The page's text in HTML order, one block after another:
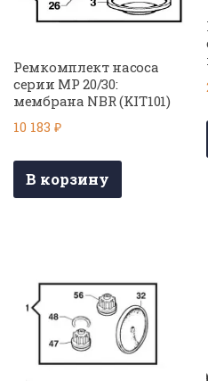
Ремкомплект насоса
серии МР 20/30:
мембрана NBR (KIT101)
10 183 ₽
В корзину